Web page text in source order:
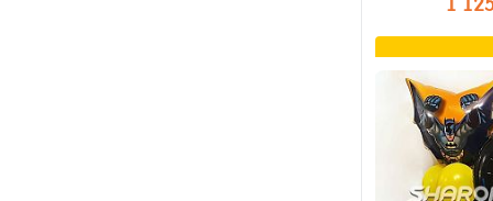
В
Купить в 1
В избранное
В наличии